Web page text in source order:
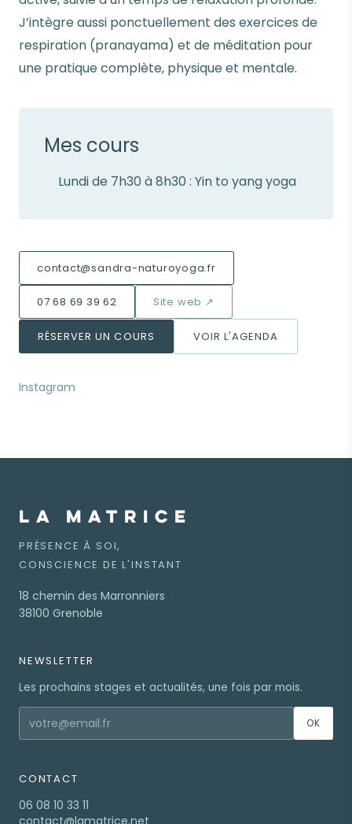
J’intègre aussi ponctuellement des exercices de
respiration (pranayama) et de méditation pour
une pratique complète, physique et mentale.
Mes cours
Lundi de 7h30 à 8h30 : Yin to yang yoga
contact@sandra-naturoyoga.fr
07 68 69 39 62 Site web ↗
RÉSERVER UN COURS VOIR L'AGENDA
Instagram
LA MATRICE
PRÉSENCE À SOI,
CONSCIENCE DE L'INSTANT
18 chemin des Marronniers
38100 Grenoble
NEWSLETTER
Les prochains stages et actualités, une fois par mois.
OK
CONTACT
06 08 10 33 11
contact@lamatrice.net